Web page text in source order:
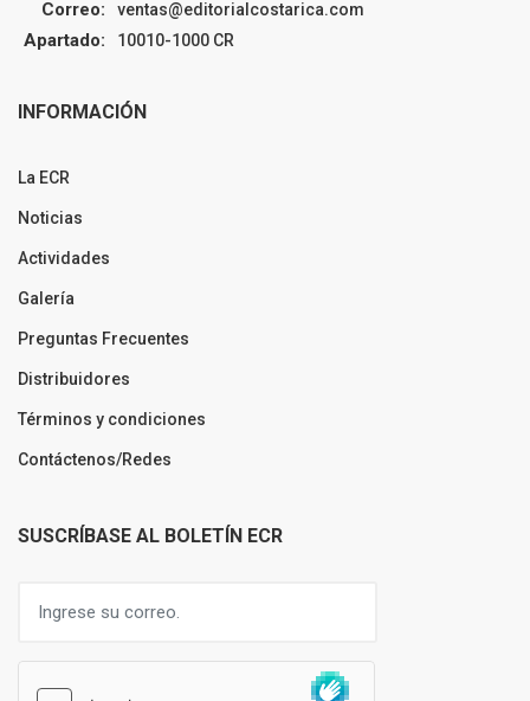
Correo: ventas@editorialcostarica.com
Apartado: 10010-1000 CR
INFORMACIÓN
La ECR
Noticias
Actividades
Galería
Preguntas Frecuentes
Distribuidores
Términos y condiciones
Contáctenos/Redes
SUSCRÍBASE AL BOLETÍN ECR